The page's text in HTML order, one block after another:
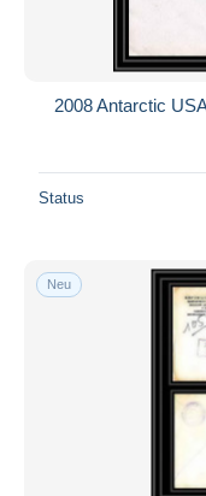
2008 Antarctic
Status
Neu